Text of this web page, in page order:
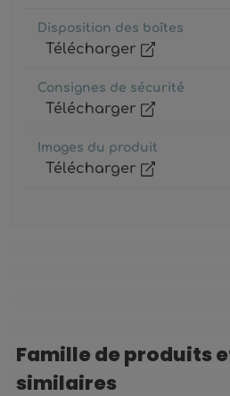
Disposition des boîtes
Télécharger
Consignes de sécurité
Télécharger
Images du produit
Télécharger
Ignorer la galerie de produits
Famille de produits
similaires